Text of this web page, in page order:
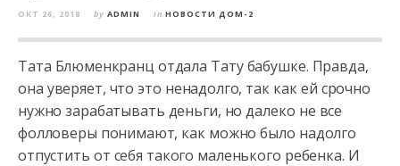
ОКТ 26, 2018 by ADMIN in НОВОСТИ ДОМ-2
Тата Блюменкранц отдала Тату бабушке. Правда,
она уверяет, что это ненадолго, так как ей срочно
нужно зарабатывать деньги, но далеко не все
фолловеры понимают, как можно было надолго
отпустить от себя такого маленького ребенка. И